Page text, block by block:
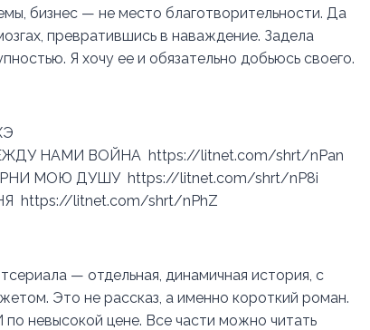
бизнес — не место благотворительности. Да
превратившись в наваждение. Задела
Я хочу ее и обязательно добьюсь своего.
НАМИ ВОЙНА https://litnet.com/shrt/nPan
МОЮ ДУШУ https://litnet.com/shrt/nP8i
https://litnet.com/shrt/nPhZ
— отдельная, динамичная история, с
Это не рассказ, а именно короткий роман.
по невысокой цене. Все части можно читать